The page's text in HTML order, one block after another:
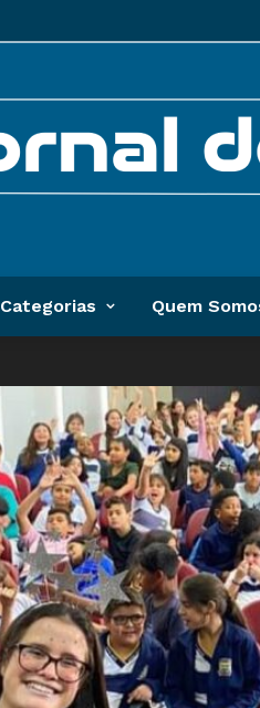
Categorias Quem